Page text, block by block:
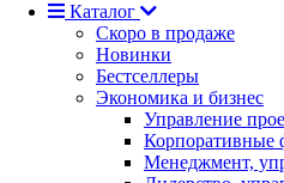
Каталог
Скоро в продаже
Новинки
Бестселлеры
Экономика и бизнес
Управление
Корпоративные
Менеджмент,